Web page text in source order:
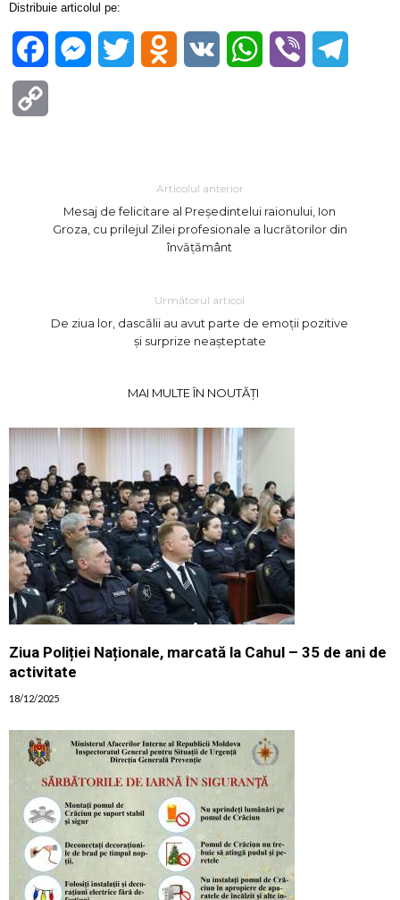
Distribuie articolul pe:
FacebookMessenger
Twitter Odnoklassniki
VK WhatsApp
Viber
Articolul anterior
Mesaj de felicitare al Președintelui raionului, Ion
Groza, cu prilejul Zilei profesionale a lucrătorilor din
învățământ
Următorul articol
De ziua lor, dascălii au avut parte de emoții pozitive
și surprize neașteptate
MAI MULTE ÎN NOUTĂȚI
Ziua Poliției Naționale, marcată la Cahul – 35 de ani de
activitate
18/12/2025